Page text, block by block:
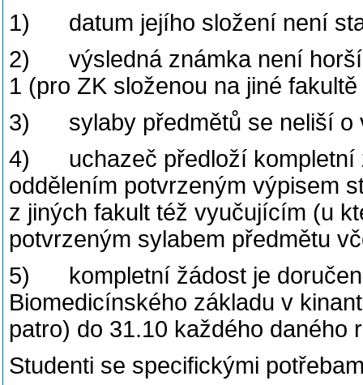
1) datum jejího složení není
2) výsledná známka není horší
1 (pro ZK složenou na jiné
3) sylaby předmětů se neliší o
4) uchazeč předloží kompletní
oddělením potvrzeným výpisem
z jiných fakult též vyučujícím (u
potvrzeným sylabem předmětu
5) kompletní žádost je
Biomedicínského základu v
patro) do 31.10 každého daného
Studenti se specifickými